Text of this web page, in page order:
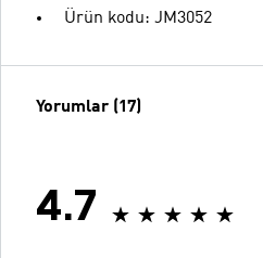
Ürün kodu: JM3052
Yorumlar (17)
4.7